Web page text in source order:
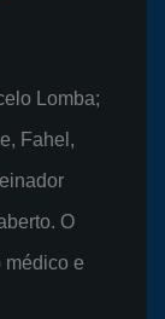
Lomba;
Fahel,
O
médico e